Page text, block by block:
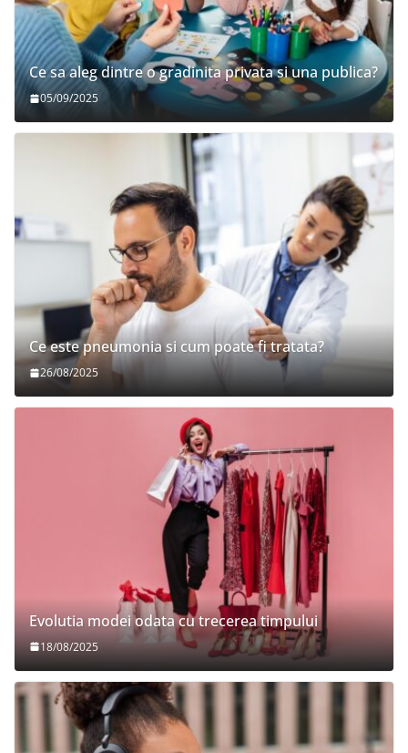
Ce sa aleg dintre o gradinita privata si una publica?
05/09/2025
Ce este pneumonia si cum poate fi tratata?
26/08/2025
Evolutia modei odata cu trecerea timpului
18/08/2025